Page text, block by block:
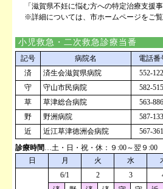
「滋賀県不妊に悩む方への特定治療支援
※詳細については、市ホームページをご
小児救急・二次救急診療当番
記号 病院名
電話番
済
済生会滋賀県病院
552-
守
守山市民病院
582-
草
草津総合病院
563-
野
野洲病院
587-
近
近江草津徳洲会病院
567-
診療時間…土・日・祝・休：９:00～翌９:00
日
月 火 水
6/1
2 3